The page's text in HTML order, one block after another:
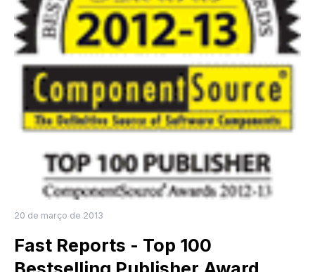
20 de março de 2013
Fast Reports - Top 100